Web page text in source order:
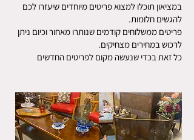
במציאון תוכלו למצוא פריטים מיוחדים שיעזרו לכם
להגשים חלומות.
פריטים ממשלוחים קודמים שנותרו מאחור וכיום ניתן
לרכוש במחירים מצחיקים.
כל זאת בכדי שנעשה מקום לפריטים החדשים